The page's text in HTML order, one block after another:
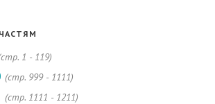
1 - 119)
(cтр. 999 - 1111)
(cтр. 1111 - 1211)